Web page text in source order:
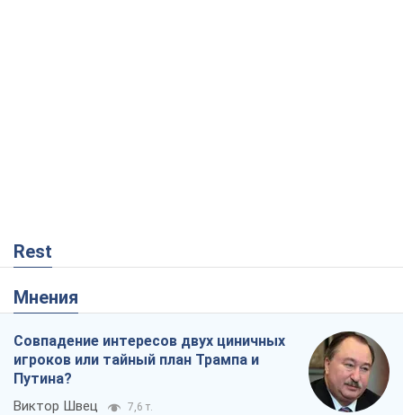
Rest
Мнения
Совпадение интересов двух циничных
игроков или тайный план Трампа и
Путина?
Виктор Швец 7,6 т.